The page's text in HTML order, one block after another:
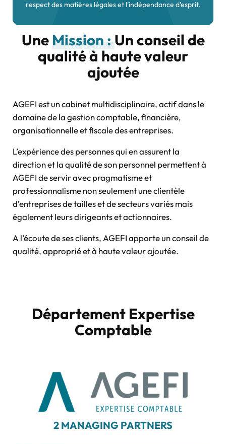
respect des matières légales et l’indépendance d’esprit.
UneMission : Un conseil de
qualité à haute valeur
ajoutée
AGEFI est un cabinet multidisciplinaire, actif dans le
domaine de la gestion comptable, financière,
organisationnelle et fiscale des entreprises.
L’expérience des personnes qui en assurent la
direction et la qualité de son personnel permettent à
AGEFI de servir avec pragmatisme et
professionnalisme non seulement une clientèle
d’entreprises de tailles et de secteurs variés mais
également leurs dirigeants et actionnaires.
A l’écoute de ses clients, AGEFI apporte un conseil de
qualité, approprié et à haute valeur ajoutée.
Département Expertise
Comptable
2 MANAGING PARTNERS